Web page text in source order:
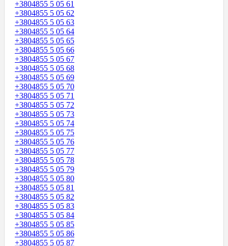
+3804855 5 05 61
+3804855 5 05 62
+3804855 5 05 63
+3804855 5 05 64
+3804855 5 05 65
+3804855 5 05 66
+3804855 5 05 67
+3804855 5 05 68
+3804855 5 05 69
+3804855 5 05 70
+3804855 5 05 71
+3804855 5 05 72
+3804855 5 05 73
+3804855 5 05 74
+3804855 5 05 75
+3804855 5 05 76
+3804855 5 05 77
+3804855 5 05 78
+3804855 5 05 79
+3804855 5 05 80
+3804855 5 05 81
+3804855 5 05 82
+3804855 5 05 83
+3804855 5 05 84
+3804855 5 05 85
+3804855 5 05 86
+3804855 5 05 87